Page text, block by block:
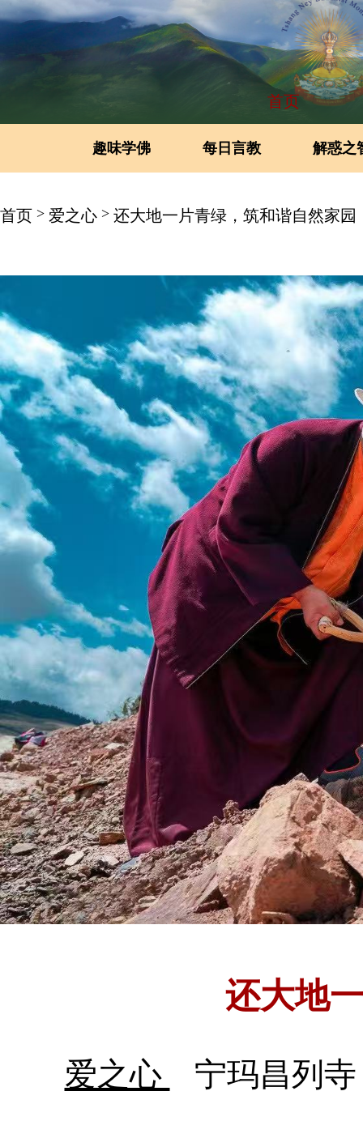
首页
趣味学佛 每日言教 解惑之
首页 > 爱之心 > 还大地一片青绿，筑和谐自然家园
还大地
爱之心
宁玛昌列寺